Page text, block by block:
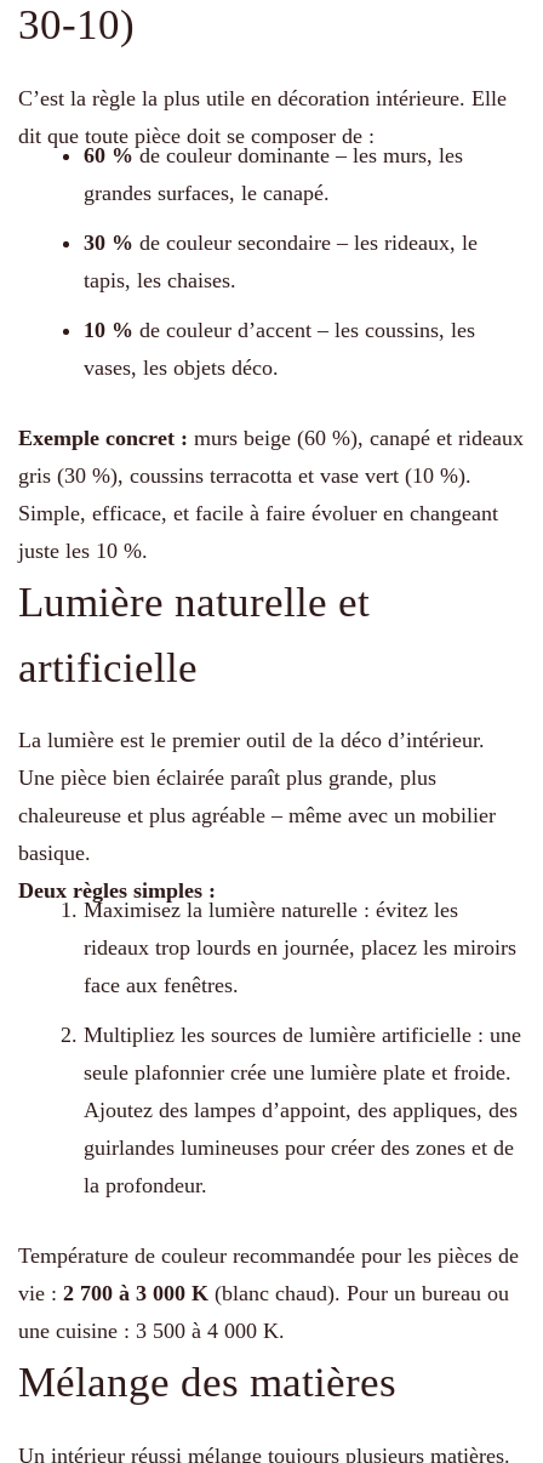
30-10)
C’est la règle la plus utile en décoration intérieure. Elle
dit que toute pièce doit se composer de :
60 %de couleur dominante – les murs, les
grandes surfaces, le canapé.
30 % de couleur secondaire – les rideaux, le
tapis, les chaises.
10 % de couleur d’accent – les coussins, les
vases, les objets déco.
Exemple concret : murs beige (60 %), canapé et rideaux
gris (30 %), coussins terracotta et vase vert (10 %).
Simple, efficace, et facile à faire évoluer en changeant
juste les 10 %.
Lumière naturelle et
artificielle
La lumière est le premier outil de la déco d’intérieur.
Une pièce bien éclairée paraît plus grande, plus
chaleureuse et plus agréable – même avec un mobilier
basique.
Deux règles simples :
Maximisez la lumière naturelle : évitez les
rideaux trop lourds en journée, placez les miroirs
face aux fenêtres.
Multipliez les sources de lumière artificielle : une
seule plafonnier crée une lumière plate et froide.
Ajoutez des lampes d’appoint, des appliques, des
guirlandes lumineuses pour créer des zones et de
la profondeur.
Température de couleur recommandée pour les pièces de
vie : 2 700 à 3 000 K (blanc chaud). Pour un bureau ou
une cuisine : 3 500 à 4 000 K.
Mélange des matières
Un intérieur réussi mélange toujours plusieurs matières.